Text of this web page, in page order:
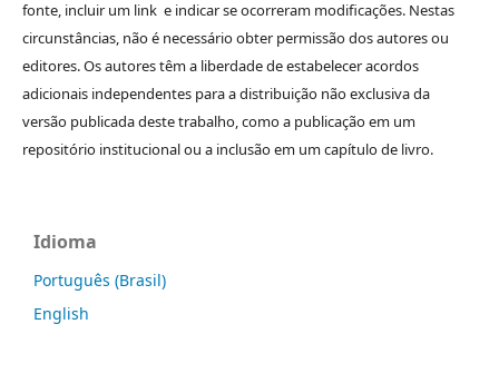
fonte, incluir um link e indicar se ocorreram modificações. Nestas
circunstâncias, não é necessário obter permissão dos autores ou
editores. Os autores têm a liberdade de estabelecer acordos
adicionais independentes para a distribuição não exclusiva da
versão publicada deste trabalho, como a publicação em um
repositório institucional ou a inclusão em um capítulo de livro.
Idioma
Português (Brasil)
English